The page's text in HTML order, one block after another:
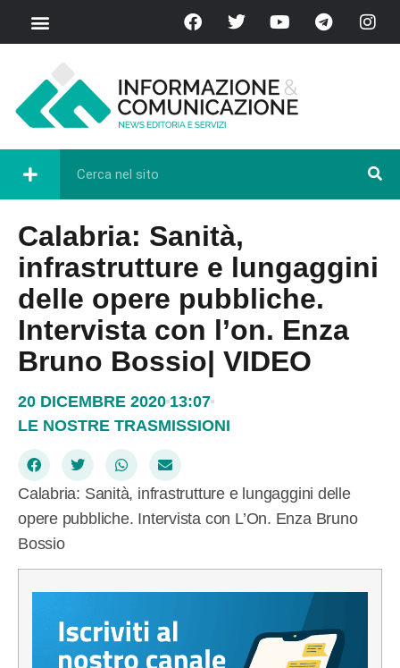
Calabria: Sanità,
infrastrutture e lungaggini
delle opere pubbliche.
Intervista con l’on. Enza
Bruno Bossio| VIDEO
20 DICEMBRE 2020 13:07
LE NOSTRE TRASMISSIONI
Calabria: Sanità, infrastrutture e lungaggini delle
opere pubbliche. Intervista con L’On. Enza Bruno
Bossio